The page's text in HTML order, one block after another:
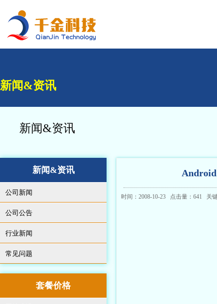
新闻&资讯
新闻&资讯
新闻&资讯
公司新闻
公司公告
行业新闻
常见问题
套餐价格
时间：2008-10-23 点击量：641 关